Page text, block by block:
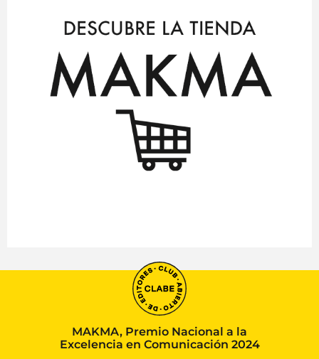
MAKMA, Premio Nacional a la
Excelencia en Comunicación 2024